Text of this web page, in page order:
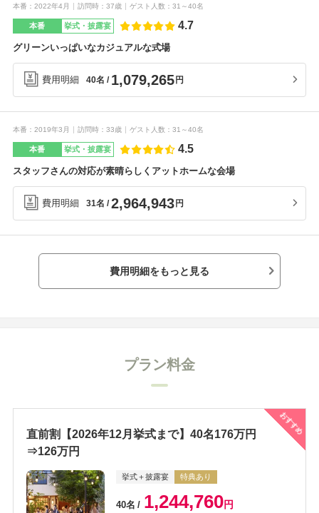
本番 2022年4月 訪問時 37歳 ゲスト人数 31～40名
本番 挙式・披露宴 4.7
グリーンいっぱいなカジュアルな式場
費用明細 40名 1,079,265円
本番 2019年3月 訪問時 33歳 ゲスト人数 31～40名
本番 挙式・披露宴 4.5
スタッフさんの対応が素晴らしくアットホームな会場
費用明細 31名 2,964,943円
費用明細をもっと見る
プラン料金
おすすめ
直前割【2026年12月挙式まで】40名176万円
⇒126万円
挙式＋披露宴 特典あり
40名 1,244,760円